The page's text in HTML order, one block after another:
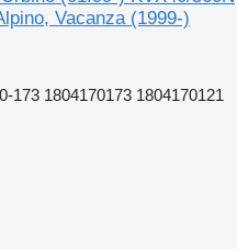
Vacanza (1999-)
173 1804170173 1804170121